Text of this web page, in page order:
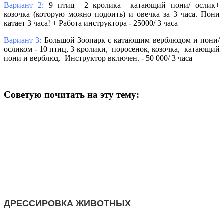
Вариант 2: 9 птиц+ 2 кролика+ катающий пони/ ослик+
козочка (которую можно подоить) и овечка за 3 часа. Пони
катает 3 часа! + Работа инструктора - 25000/ 3 часа
Вариант 3: Большой Зоопарк с катающим верблюдом и пони/
осликом - 10 птиц, 3 кролики, поросенок, козочка, катающий
пони и верблюд. Инструктор включен. - 50 000/ 3 часа
Советую почитать на эту тему:
ДРЕССИРОВКА ЖИВОТНЫХ